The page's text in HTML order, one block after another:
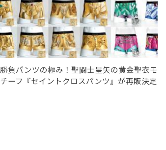
勝負パンツの極み！聖闘士星矢の黄金聖衣モ
チーフ『セイントクロスパンツ』が再販決定